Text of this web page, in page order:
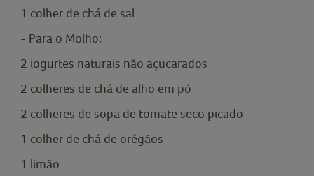
1 colher de chá de sal
- Para o Molho:
2 iogurtes naturais não açucarados
2 colheres de chá de alho em pó
2 colheres de sopa de tomate seco picado
1 colher de chá de orégãos
1 limão